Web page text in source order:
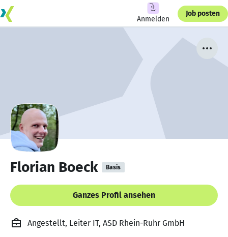
Anmelden
Job posten
Florian Boeck Basis
Ganzes Profil ansehen
Angestellt, Leiter IT, ASD Rhein-Ruhr GmbH